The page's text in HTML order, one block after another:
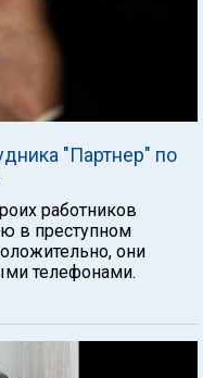
"Партнер" по
работников
в преступном
они
телефонами.